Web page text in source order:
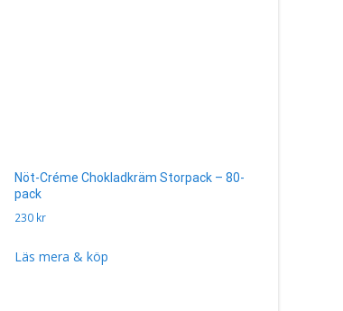
Nöt-Créme Chokladkräm Storpack – 80-
pack
230 kr
Läs mera & köp